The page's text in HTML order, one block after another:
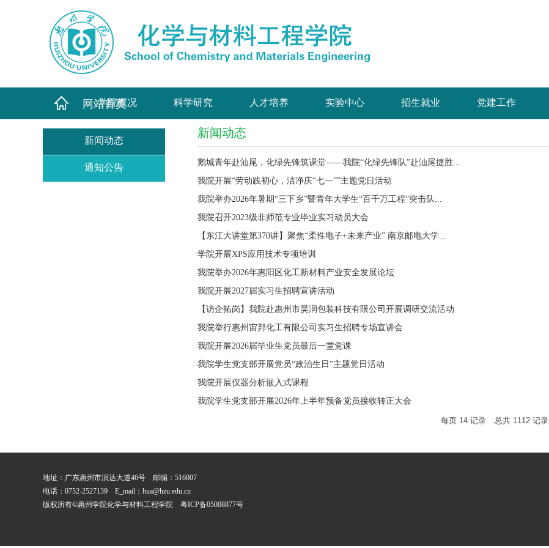
学院概况 科学研究 人才培养 实验中心 招生就业 党建工作
网站首页
新闻动态
通知公告
新闻动态
鹅城青年赴汕尾，化绿先锋筑课堂——我院“化绿先锋队”赴汕尾捷胜...
我院开展“劳动践初心，洁净庆“七一””主题党日活动
我院举办2026年暑期“三下乡”暨青年大学生“百千万工程”突击队...
我院召开2023级非师范专业毕业实习动员大会
【东江大讲堂第370讲】聚焦“柔性电子+未来产业” 南京邮电大学...
学院开展XPS应用技术专项培训
我院举办2026年惠阳区化工新材料产业安全发展论坛
我院开展2027届实习生招聘宣讲活动
【访企拓岗】我院赴惠州市昊润包装科技有限公司开展调研交流活动
我院举行惠州宙邦化工有限公司实习生招聘专场宣讲会
我院开展2026届毕业生党员最后一堂党课
我院学生党支部开展党员“政治生日”主题党日活动
我院开展仪器分析嵌入式课程
我院学生党支部开展2026年上半年预备党员接收转正大会
每页 14记录 总共 1112记录
地址：广东惠州市演达大道46号 邮编：516007
电话：0752-2527139 E_mail：hua@hzu.edu.cn
版权所有©惠州学院化学与材料工程学院 粤ICP备05008877号